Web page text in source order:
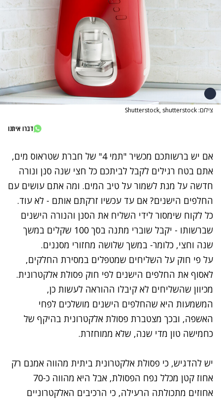
צילום: Shutterstock, shutterstock
דברו איתנו
אם יש ברשותכם מכשיר "תמי 4" של חברת שטראוס מים,
אתם בטח רגילים לקבל לביתכם כל חצי שנה סנן ונורה
חדשה על מנת לשמור על טיב המים. ומה אתם עושים עם
החלפים הישנים? אם עד עכשיו זרקתם אותם - לא עוד.
כל לקוח שימסור לידי השליח את הסנן והנורה הישנים
שברשותו - יקבל שוברי מתנה בסך 100 שקלים במשך
שנה וחצי, כלומר- במשך שלושה מחזורי מסננים.
על פי חוק על השליחים שמטפלים במסירת החלקים,
לאסוף את החלפים הישנים לפי חוק פסולת אלקטרונית.
מכיוון שהשליחים לא קיבלו ההוראה לעשות כן,
המשמעות היא שהחלפים הישנים מושלכים לפחי
האשפה, ובכך מצטברת פסולת אלקטרונית בהיקף של
כחמישה טון מדי שנה, שלא ממוחזרת.
יש להדגיש, כי פסולת אלקטרונית ביתית מהווה אמנם רק
אחוז קטן מכלל נפח הפסולת, אבל היא מהווה כ-70
אחוזים מתכולתה הרעילה, כי הרכיבים האלקטרוניים